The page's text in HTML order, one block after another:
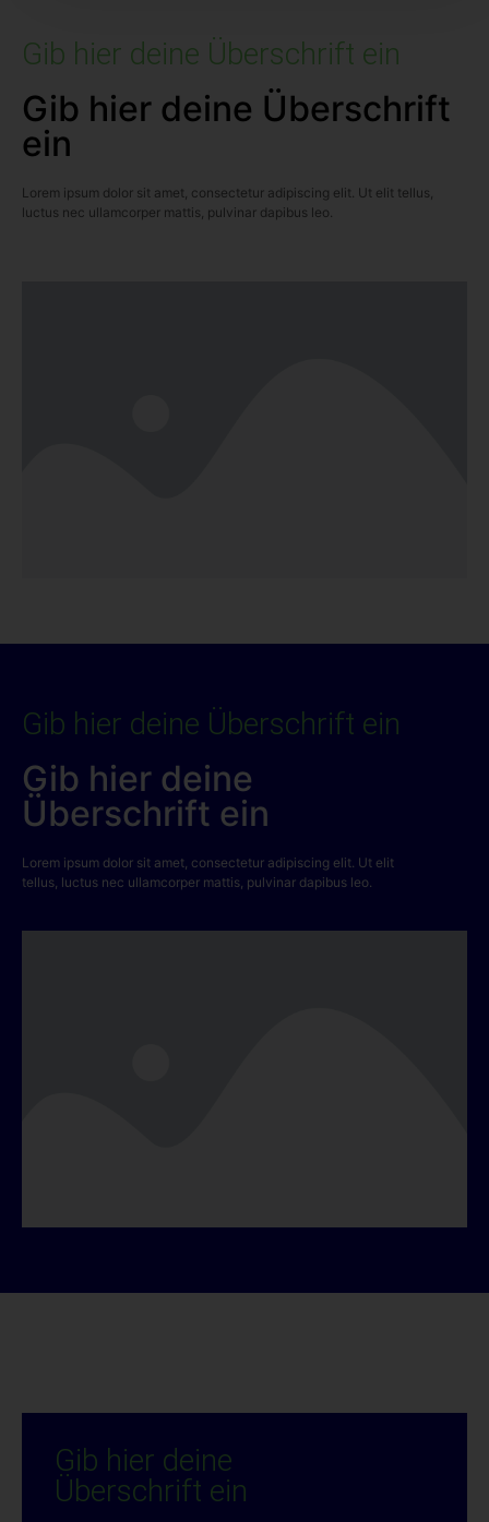
Gib hier deine Überschrift ein
Gib hier deine Überschrift
ein
Lorem ipsum dolor sit amet, consectetur adipiscing elit. Ut elit tellus,
luctus nec ullamcorper mattis, pulvinar dapibus leo.
Gib hier deine Überschrift ein
Gib hier deine
Überschrift ein
Lorem ipsum dolor sit amet, consectetur adipiscing elit. Ut elit
tellus, luctus nec ullamcorper mattis, pulvinar dapibus leo.
Gib hier deine
Überschrift ein